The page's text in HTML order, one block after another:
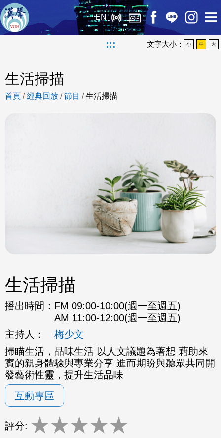
EN
::: 文字大小： 小 中 大
生活掃描
首頁 /經典回放 /節目 /生活掃描
生活掃描
播出時間： FM 09:00-10:00(週一至週五)
AM 11:00-12:00(週一至週五)
主持人：
梅少文
掃瞄生活，品味生活 以人文議題為著想 藉助來
賓的親身體驗與專業分享 進而期盼與聽眾共同開
發藝術性靈，提升生活品味
互動專區
評分: ★★★★★